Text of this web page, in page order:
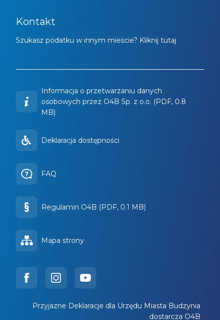
Kontakt
Szukasz podatku w innym mieście? Kliknij tutaj
Informacja o przetwarzaniu danych
osobowych przez O4B Sp. z o.o. (PDF, 0.8
MB)
Deklaracja dostępności
FAQ
Regulamin O4B (PDF, 0.1 MB)
Mapa strony
Przyjazne Deklaracje dla Urzędu Miasta Budzynia
dostarcza O4B